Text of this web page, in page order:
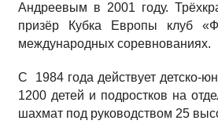
Андреевым в 2001 году.
призёр Кубка Европы клуб
международных соревнованиях.
С 1984 года действует детско-
1200 детей и подростков на
шахмат под руководством 25